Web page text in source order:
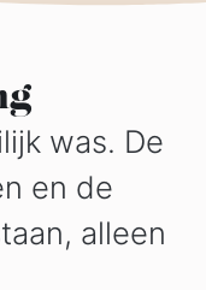
was. De
en de
alleen